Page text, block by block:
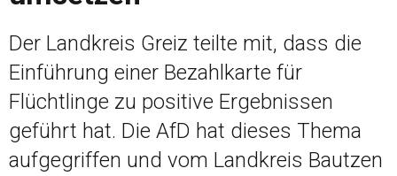
Kolumne
Der Landkreis Greiz teilte mit, dass die
Einführung einer Bezahlkarte für
Flüchtlinge zu positive Ergebnissen
geführt hat. Die AfD hat dieses Thema
aufgegriffen und vom Landkreis Bautzen